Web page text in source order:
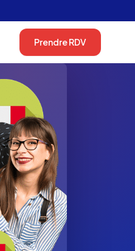
Prendre RDV